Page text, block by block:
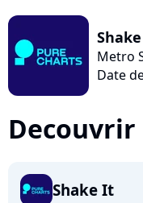
Metro
Date
Shake It